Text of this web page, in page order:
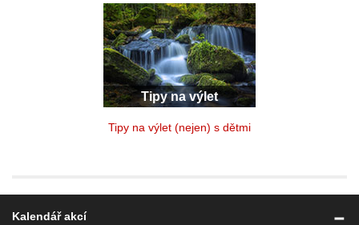
Tipy na výlet
Tipy na výlet (nejen) s dětmi
Kalendář akcí